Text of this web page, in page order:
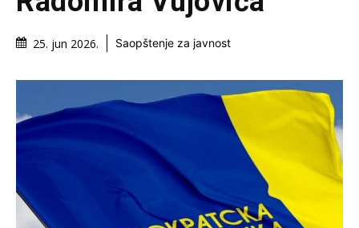
25. jun 2026. Saopštenje za javnost